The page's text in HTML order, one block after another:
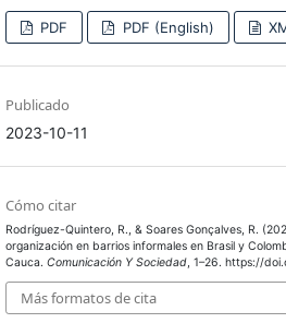
PDF PDF (English)
Publicado
2023-10-11
Cómo citar
Rodríguez-Quintero, R., & Soares Gonçalves, R.
organización en barrios informales en Brasil y
Cauca. Comunicación Y Sociedad, 1–26. https://
Más formatos de cita